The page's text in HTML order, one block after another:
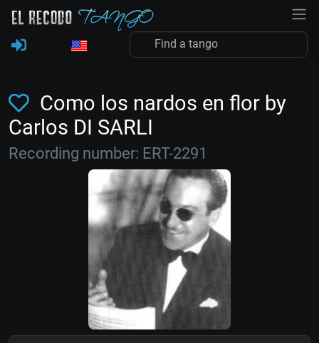
Como los nardos en flor by
Carlos DI SARLI
Recording number: ERT-2291